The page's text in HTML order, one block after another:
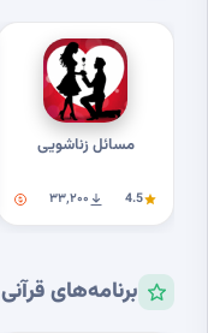
مسائل زناشویی
4.5 ۳۳٬۲۰۰
برنامه‌های قرآنی